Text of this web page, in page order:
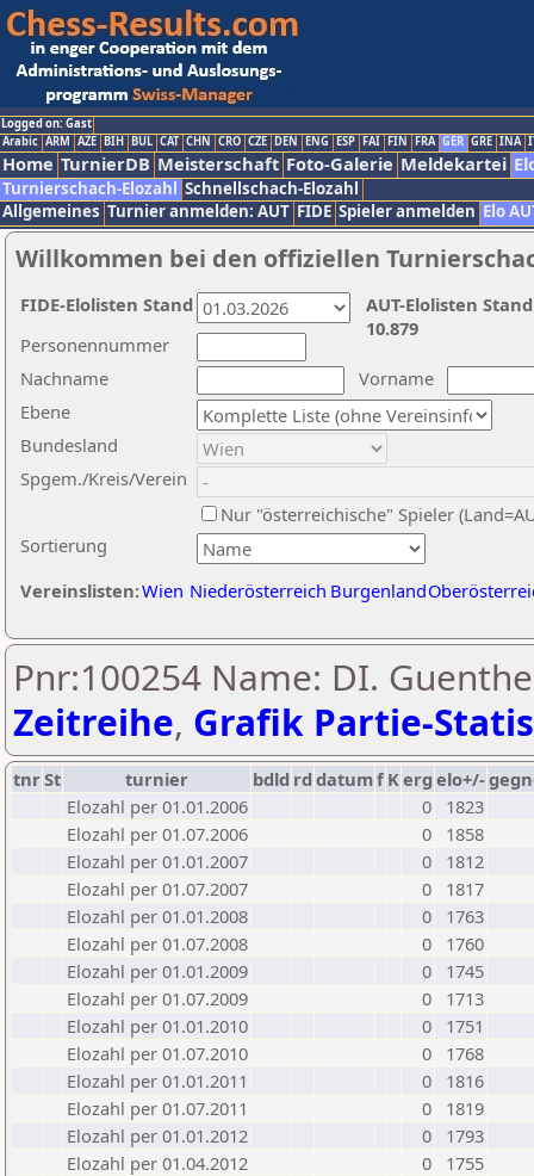
Logged on: Gast
Arabic ARM AZE BIH BUL CAT CHN CRO CZE DEN ENG ESP FAI FIN FRA GER GRE INA
Home TurnierDB Meisterschaft Foto-Galerie Meldekartei
Turnierschach-Elozahl Schnellschach-Elozahl
Allgemeines Turnier anmelden: AUT FIDE Spieler anmelden Elo
Willkommen bei den offiziellen
Nachname
Vorname
Ebene
Sortierung
Personennummer
Bundesland
Spgem./Kreis/Verein
Nur "österreichische" Spieler
Vereinslisten:Wien Niederösterreich Burgenland
AUT-Elolisten
10.879
FIDE-Elolisten Stand
Pnr:100254 Name: DI.
Zeitreihe, Grafik Partie-
tnrSt turnier bdld rd datumf Kerg elo+/-
Elozahl per 01.01.2006
0
1823
Elozahl per 01.07.2006
0
1858
Elozahl per 01.01.2007
0
1812
Elozahl per 01.07.2007
0
1817
Elozahl per 01.01.2008
0
1763
Elozahl per 01.07.2008
0
1760
Elozahl per 01.01.2009
0
1745
Elozahl per 01.07.2009
0
1713
Elozahl per 01.01.2010
0
1751
Elozahl per 01.07.2010
0
1768
Elozahl per 01.01.2011
0
1816
Elozahl per 01.07.2011
0
1819
Elozahl per 01.01.2012
0
1793
Elozahl per 01.04.2012
0
1755